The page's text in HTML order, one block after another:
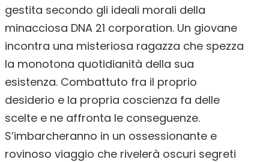
gestita secondo gli ideali morali della
minacciosa DNA 21 corporation. Un giovane
incontra una misteriosa ragazza che spezza
la monotona quotidianità della sua
esistenza. Combattuto fra il proprio
desiderio e la propria coscienza fa delle
scelte e ne affronta le conseguenze.
S’imbarcheranno in un ossessionante e
rovinoso viaggio che rivelerà oscuri segreti